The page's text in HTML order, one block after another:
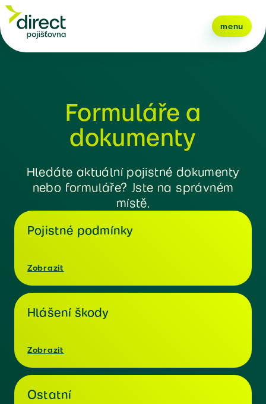
menu
Formuláře a
dokumenty
Hledáte aktuální pojistné dokumenty
nebo formuláře? Jste na správném
místě.
Pojistné podmínky
Zobrazit
Hlášení škody
Zobrazit
Ostatní